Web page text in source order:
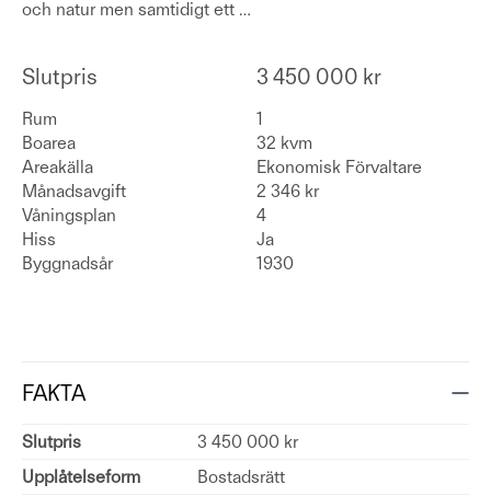
och natur men samtidigt ett …
Slutpris 3 450 000 kr
Rum
1
Boarea
32 kvm
Areakälla
Ekonomisk Förvaltare
Månadsavgift
2 346 kr
Våningsplan
4
Hiss
Ja
Byggnadsår
1930
FAKTA
Slutpris
3 450 000 kr
Upplåtelseform
Bostadsrätt